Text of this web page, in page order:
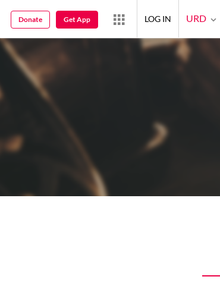
URD
LOG IN
Get App
Donate